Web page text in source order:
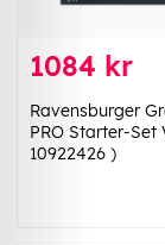
1084 kr
Ravensburger
PRO Starter-Set
10922426 )